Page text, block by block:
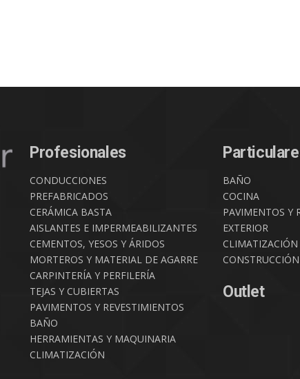
Profesionales
CONDUCCIONES
PREFABRICADOS
CERÁMICA BASTA
AISLANTES E IMPERMEABILIZANTES
CEMENTOS, YESOS Y ÁRIDOS
MORTEROS Y MATERIAL DE AGARRE
CARPINTERÍA Y PERFILERÍA
TEJAS Y CUBIERTAS
PAVIMENTOS Y REVESTIMIENTOS
BAÑO
HERRAMIENTAS Y MAQUINARIA
CLIMATIZACIÓN
BAÑO
COCINA
PAVIMENTOS Y
EXTERIOR
CONSTRUCCIÓN
Outlet